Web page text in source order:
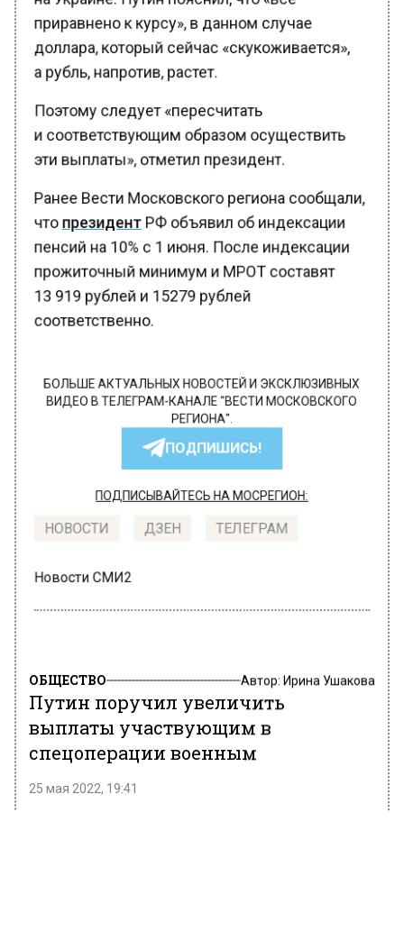
доллара, который сейчас «скукоживается»,
а рубль, напротив, растет.
Поэтому следует «пересчитать
и соответствующим образом осуществить
эти выплаты», отметил президент.
Ранее Вести Московского региона сообщали,
чтопрезидентРФ объявил об индексации
пенсий на 10% с 1 июня. После индексации
прожиточный минимум и МРОТ составят
13 919 рублей и 15279 рублей
соответственно.
БОЛЬШЕ АКТУАЛЬНЫХ НОВОСТЕЙ И ЭКСКЛЮЗИВНЫХ
ВИДЕО В ТЕЛЕГРАМ-КАНАЛЕ "ВЕСТИ МОСКОВСКОГО
РЕГИОНА".
ПОДПИШИСЬ!
ПОДПИСЫВАЙТЕСЬ НА МОСРЕГИОН:
НОВОСТИ ДЗЕН ТЕЛЕГРАМ
Новости СМИ2
ОБЩЕСТВО Автор: Ирина Ушакова
Путин поручил увеличить
выплаты участвующим в
спецоперации военным
25 мая 2022, 19:41